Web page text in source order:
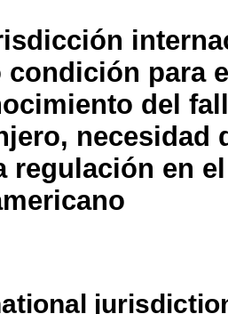
condición para
del
necesidad
regulación en